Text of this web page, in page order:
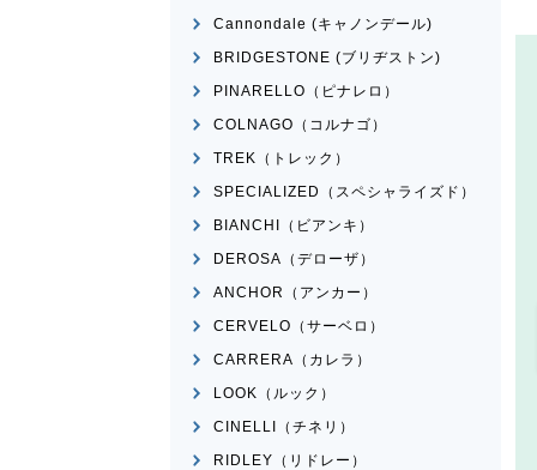
Cannondale (キャノンデール)
BRIDGESTONE (ブリヂストン)
PINARELLO（ピナレロ）
COLNAGO（コルナゴ）
TREK（トレック）
SPECIALIZED（スペシャライズド）
BIANCHI（ビアンキ）
DEROSA（デローザ）
ANCHOR（アンカー）
CERVELO（サーベロ）
CARRERA（カレラ）
LOOK（ルック）
CINELLI（チネリ）
RIDLEY（リドレー）